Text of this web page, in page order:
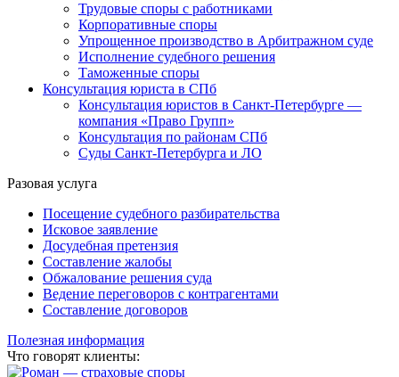
Трудовые споры с работниками
Корпоративные споры
Упрощенное производство в Арбитражном суде
Исполнение судебного решения
Таможенные споры
Консультация юриста в СПб
Консультация юристов в Санкт-Петербурге —
компания «Право Групп»
Консультация по районам СПб
Суды Санкт-Петербурга и ЛО
Разовая услуга
Посещение судебного разбирательства
Исковое заявление
Досудебная претензия
Составление жалобы
Обжалование решения суда
Ведение переговоров с контрагентами
Составление договоров
Полезная информация
Что говорят клиенты: